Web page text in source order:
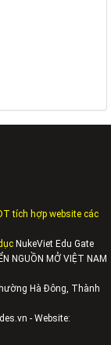
tích hợp website các
NukeViet Edu Gate
NGUỒN MỞ VIỆT NAM
Hà Đông, Thành
- Website: